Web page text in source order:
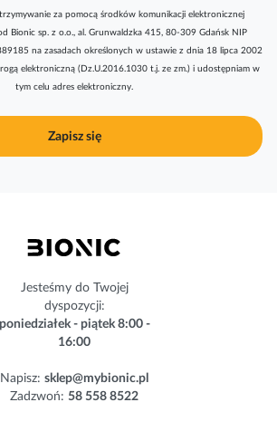
Zapisz się
za pomocą środków komunikacji elektronicznej
Bionic sp. z o.o., al. Grunwaldzka 415, 80-309 Gdańsk NIP
na zasadach określonych w ustawie z dnia 18 lipca 2002
elektroniczną (Dz.U.2016.1030 t.j. ze zm.) i udostępniam w
tym celu adres elektroniczny.
Jesteśmy do Twojej
dyspozycji:
poniedziałek - piątek 8:00 -
16:00
Napisz: sklep@mybionic.pl
Zadzwoń: 58 558 8522